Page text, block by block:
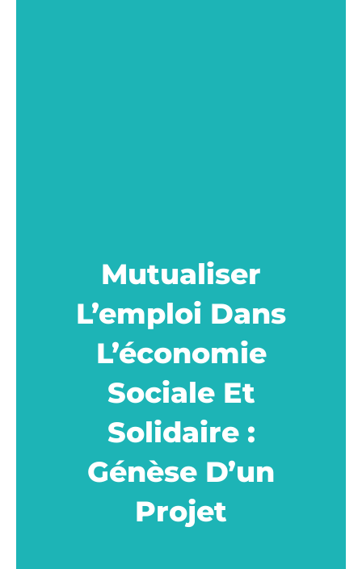
Mutualiser
L’emploi Dans
L’économie
Sociale Et
Solidaire :
Génèse D’un
Projet